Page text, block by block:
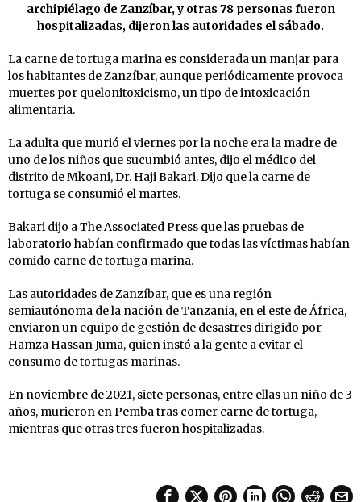
archipiélago de Zanzíbar, y otras 78 personas fueron
hospitalizadas, dijeron las autoridades el sábado.
La carne de tortuga marina es considerada un manjar para
los habitantes de Zanzíbar, aunque periódicamente provoca
muertes por quelonitoxicismo, un tipo de intoxicación
alimentaria.
La adulta que murió el viernes por la noche era la madre de
uno de los niños que sucumbió antes, dijo el médico del
distrito de Mkoani, Dr. Haji Bakari. Dijo que la carne de
tortuga se consumió el martes.
Bakari dijo a The Associated Press que las pruebas de
laboratorio habían confirmado que todas las víctimas habían
comido carne de tortuga marina.
Las autoridades de Zanzíbar, que es una región
semiautónoma de la nación de Tanzania, en el este de África,
enviaron un equipo de gestión de desastres dirigido por
Hamza Hassan Juma, quien instó a la gente a evitar el
consumo de tortugas marinas.
En noviembre de 2021, siete personas, entre ellas un niño de 3
años, murieron en Pemba tras comer carne de tortuga,
mientras que otras tres fueron hospitalizadas.